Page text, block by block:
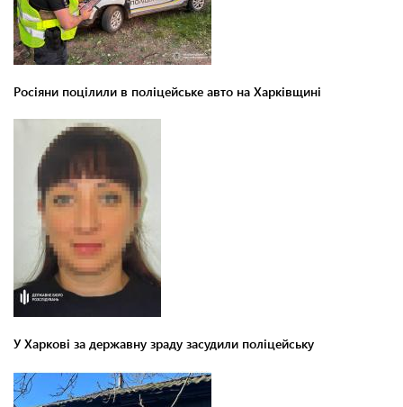
Росіяни поцілили в поліцейське авто на Харківщині
У Харкові за державну зраду засудили поліцейську